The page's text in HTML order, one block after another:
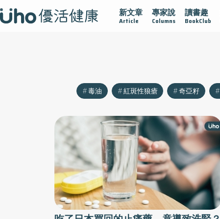
新文章
Article
專家說
Columns
讀書趣
BookClub
黏 守護腺在 疫情保衛戰 再生醫學 愛的未來視
毒油 紅斑性狼瘡 奇亞籽